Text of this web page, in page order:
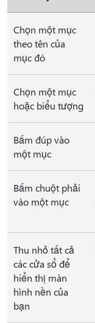
Chọn một mục
theo tên của
mục đó
Chọn một mục
hoặc biểu tượng
Bấm đúp vào
một mục
Bấm chuột phải
vào một mục
Thu nhỏ tất cả
các cửa sổ để
hiển thị màn
hình nền của
bạn